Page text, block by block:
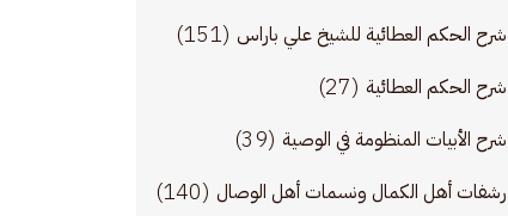
شرح الحكم العطائية للشيخ علي باراس (151)
شرح الحكم العطائية (27)
شرح الأبيات المنظومة في الوصية (39)
رشفات أهل الكمال ونسمات أهل الوصال (140)